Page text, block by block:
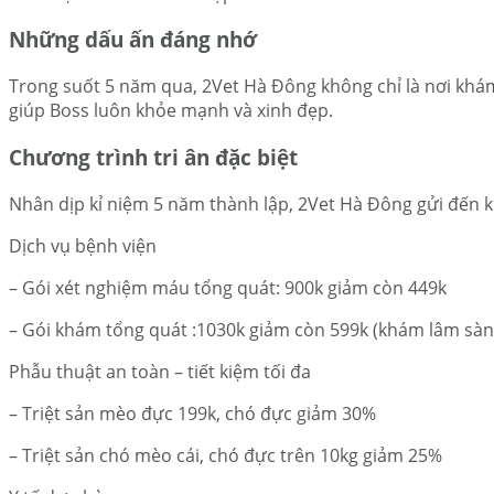
Những dấu ấn đáng nhớ
Trong suốt 5 năm qua, 2Vet Hà Đông không chỉ là nơi
giúp Boss luôn khỏe mạnh và xinh đẹp.
Chương trình tri ân đặc biệt
Nhân dịp kỉ niệm 5 năm thành lập, 2Vet Hà Đông gửi đến
Dịch vụ bệnh viện
– Gói xét nghiệm máu tổng quát: 900k giảm còn 449k
– Gói khám tổng quát :1030k giảm còn 599k (khám lâm
Phẫu thuật an toàn – tiết kiệm tối đa
– Triệt sản mèo đực 199k, chó đực giảm 30%
– Triệt sản chó mèo cái, chó đực trên 10kg giảm 25%